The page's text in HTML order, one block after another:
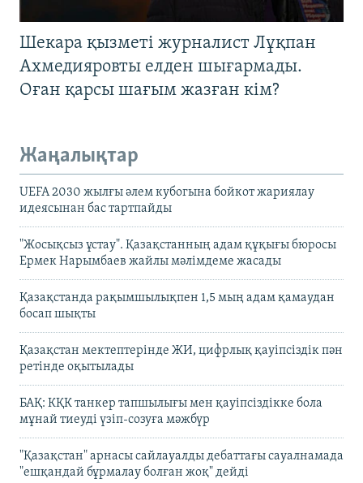
Шекара қызметі журналист Лұқпан
Ахмедияровты елден шығармады.
Оған қарсы шағым жазған кім?
Жаңалықтар
UEFA 2030 жылғы әлем кубогына бойкот жариялау
идеясынан бас тартпайды
"Жосықсыз ұстау". Қазақстанның адам құқығы бюросы
Ермек Нарымбаев жайлы мәлімдеме жасады
Қазақстанда рақымшылықпен 1,5 мың адам қамаудан
босап шықты
Қазақстан мектептерінде ЖИ, цифрлық қауіпсіздік пән
ретінде оқытылады
БАҚ: КҚК танкер тапшылығы мен қауіпсіздікке бола
мұнай тиеуді үзіп-созуға мәжбүр
"Қазақстан" арнасы сайлауалды дебаттағы сауалнамада
"ешқандай бұрмалау болған жоқ" дейді